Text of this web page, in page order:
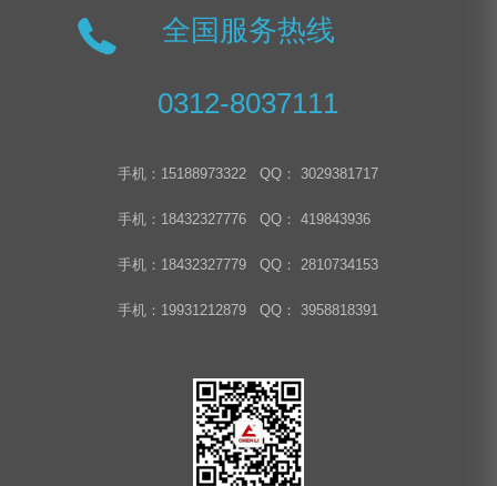
全国服务热线
0312-8037111
手机：15188973322 QQ： 3029381717
手机：18432327776 QQ： 419843936
手机：18432327779 QQ： 2810734153
手机：19931212879 QQ： 3958818391